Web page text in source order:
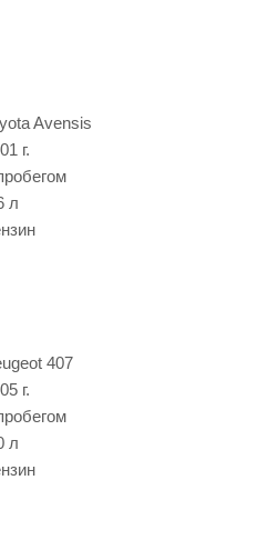
Avensis
г.
л
407
г.
л